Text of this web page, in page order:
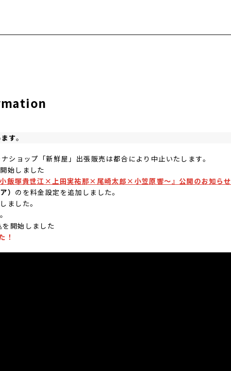
す。
ョップ「新鮮屋」出張販売は都合により中止いたします。
始しました
小飯塚貴世江×上田実祐那×尾崎太郎×小笠原響～』公開のお知らせ
） のを料金設定を追加しました。
した。
を開始しました
！